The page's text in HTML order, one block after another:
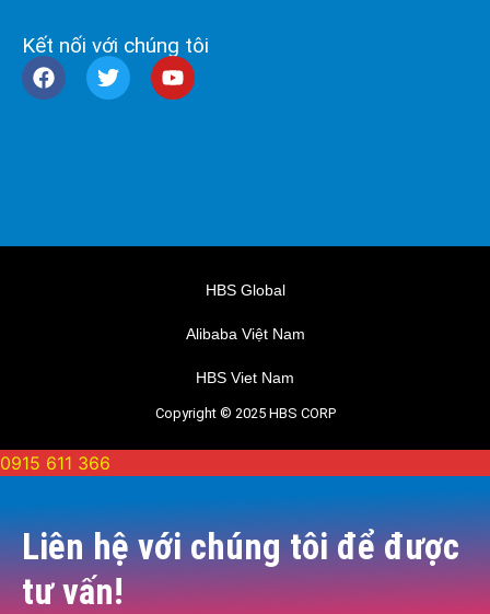
Kết nối với chúng tôi
HBS Global
Alibaba Việt Nam
HBS Viet Nam
Copyright © 2025 HBS CORP
0915 611 366
Liên hệ với chúng tôi để được
tư vấn!